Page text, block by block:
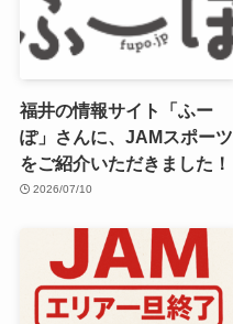
福井の情報サイト「ふー
ぽ」さんに、JAMスポーツ
をご紹介いただきました！
2026/07/10